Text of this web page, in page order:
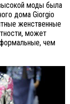
моды была
дома Giorgio
женственные
может
чем